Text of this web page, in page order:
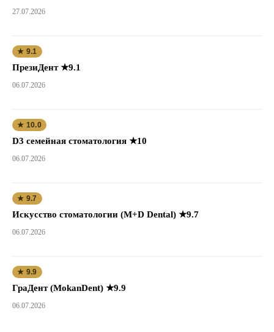
27.07.2026
★ 9.1
ПрезиДент ★9.1
06.07.2026
★ 10.0
D3 семейная стоматология ★10
06.07.2026
★ 9.7
Искусство стоматологии (M+D Dental) ★9.7
06.07.2026
★ 9.9
ГраДент (MokanDent) ★9.9
06.07.2026